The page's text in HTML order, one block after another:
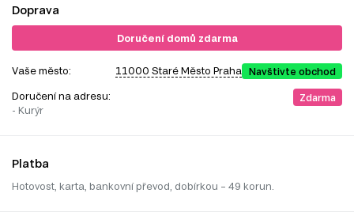
Doprava
Doručení domů zdarma
Vaše město: 11000 Staré Město Praha Navštivte obchod
Doručení na adresu:
- Kurýr
Zdarma
Platba
Hotovost, karta, bankovní převod, dobírkou – 49 korun.